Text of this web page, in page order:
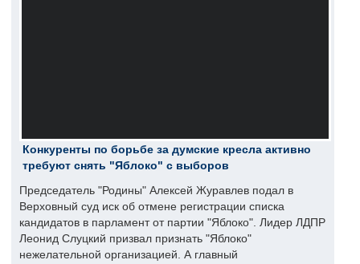
Конкуренты по борьбе за думские кресла активно
требуют снять "Яблоко" с выборов
Председатель "Родины" Алексей Журавлев подал в
Верховный суд иск об отмене регистрации списка
кандидатов в парламент от партии "Яблоко". Лидер ЛДПР
Леонид Слуцкий призвал признать "Яблоко"
нежелательной организацией. А главный